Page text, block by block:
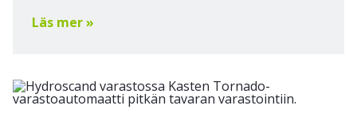
Läs mer »